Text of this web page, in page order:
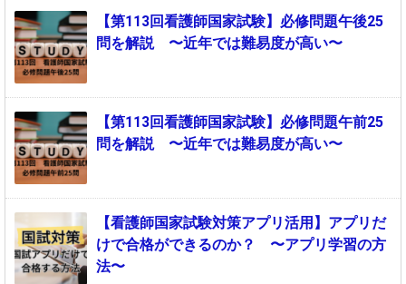
【第113回看護師国家試験】必修問題午後25
問を解説 〜近年では難易度が高い〜
【第113回看護師国家試験】必修問題午前25
問を解説 〜近年では難易度が高い〜
【看護師国家試験対策アプリ活用】アプリだ
けで合格ができるのか？ 〜アプリ学習の方
法〜